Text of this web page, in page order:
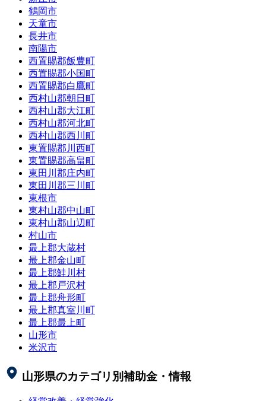
鶴岡市
天童市
長井市
南陽市
西置賜郡飯豊町
西置賜郡小国町
西置賜郡白鷹町
西村山郡朝日町
西村山郡大江町
西村山郡河北町
西村山郡西川町
東置賜郡川西町
東置賜郡高畠町
東田川郡庄内町
東田川郡三川町
東根市
東村山郡中山町
東村山郡山辺町
村山市
最上郡大蔵村
最上郡金山町
最上郡鮭川村
最上郡戸沢村
最上郡舟形町
最上郡真室川町
最上郡最上町
山形市
米沢市
山形県のカテゴリ別補助金・情報